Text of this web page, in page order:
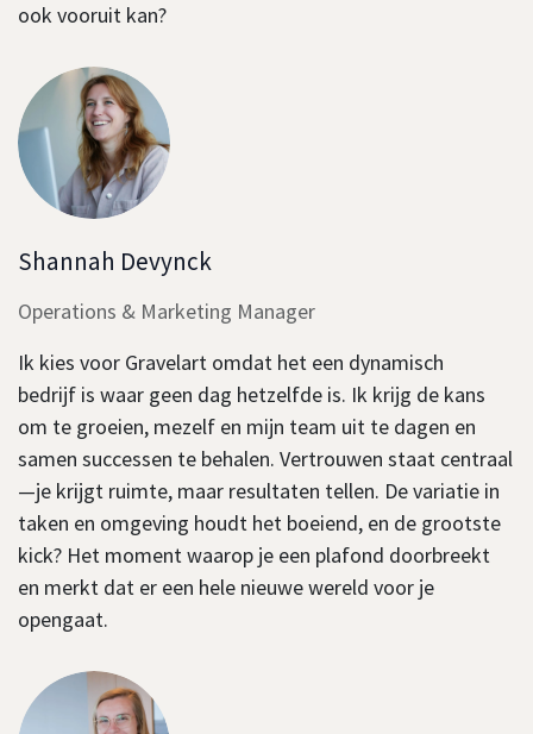
ook vooruit kan?
Shannah Devynck
Operations & Marketing Manager
Ik kies voor Gravelart omdat het een dynamisch
bedrijf is waar geen dag hetzelfde is. Ik krijg de kans
om te groeien, mezelf en mijn team uit te dagen en
samen successen te behalen. Vertrouwen staat centraal
—je krijgt ruimte, maar resultaten tellen. De variatie in
taken en omgeving houdt het boeiend, en de grootste
kick? Het moment waarop je een plafond doorbreekt
en merkt dat er een hele nieuwe wereld voor je
opengaat.